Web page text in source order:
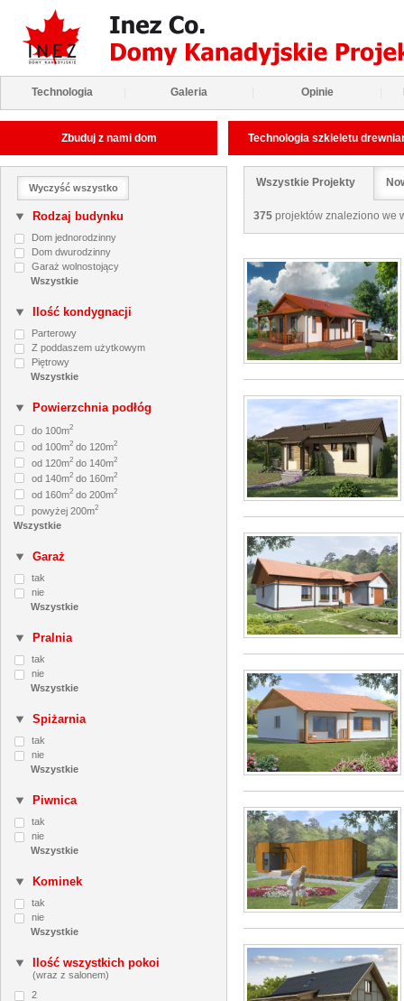
Technologia Galeria Opinie
Zbuduj z nami dom Technologia szkieletu
Wyczyść wszystko
Rodzaj budynku
Dom jednorodzinny
Dom dwurodzinny
Garaż wolnostojący
Ilość kondygnacji
Parterowy
Z poddaszem użytkowym
Piętrowy
Powierzchnia podłóg
do 100m2
od 100m2 do 120m2
od 120m2 do 140m2
od 140m2 do 160m2
od 160m2 do 200m2
powyżej 200m2
Garaż
tak
nie
Pralnia
tak
nie
Spiżarnia
tak
nie
Piwnica
tak
nie
Kominek
tak
nie
Ilość wszystkich pokoi
(wraz z salonem)
2
Wszystkie Projekty
375 projektów znaleziono we